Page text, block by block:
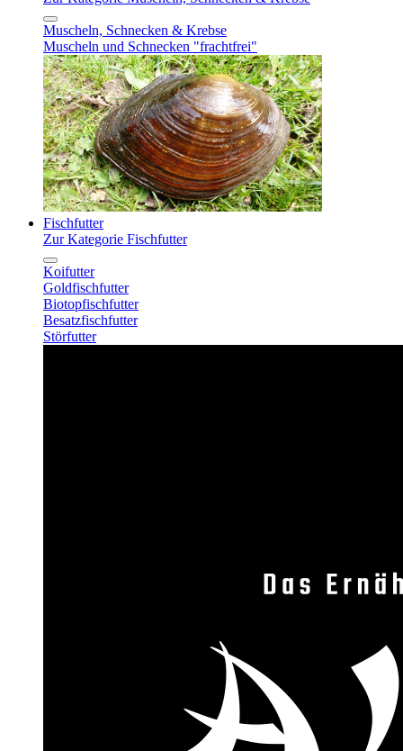
Muscheln, Schnecken & Krebse
Muscheln und Schnecken "frachtfrei"
Fischfutter
Zur Kategorie Fischfutter
Koifutter
Goldfischfutter
Biotopfischfutter
Besatzfischfutter
Störfutter